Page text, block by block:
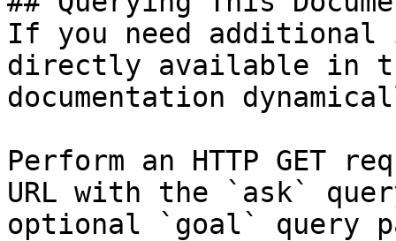
If you need
directly available in
documentation
Perform an HTTP GET
URL with the `ask`
optional `goal` query